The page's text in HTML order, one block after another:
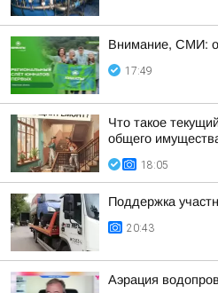
Внимание, СМИ:
17:49
Что такое
общего
18:05
Поддержка
20:43
Аэрация